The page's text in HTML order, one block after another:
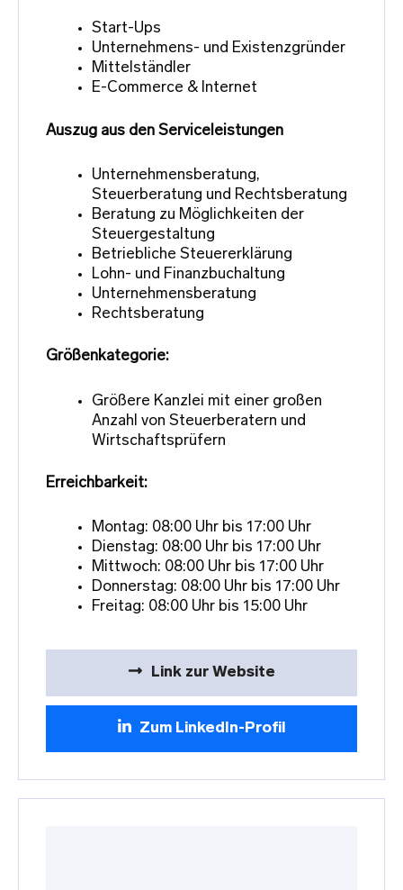
Start-Ups
Unternehmens- und Existenzgründer
Mittelständler
E-Commerce & Internet
Auszug aus den Serviceleistungen
Unternehmensberatung,
Steuerberatung und Rechtsberatung
Beratung zu Möglichkeiten der
Steuergestaltung
Betriebliche Steuererklärung
Lohn- und Finanzbuchaltung
Unternehmensberatung
Rechtsberatung
Größenkategorie:
Größere Kanzlei mit einer großen
Anzahl von Steuerberatern und
Wirtschaftsprüfern
Erreichbarkeit:
Montag: 08:00 Uhr bis 17:00 Uhr
Dienstag: 08:00 Uhr bis 17:00 Uhr
Mittwoch: 08:00 Uhr bis 17:00 Uhr
Donnerstag: 08:00 Uhr bis 17:00 Uhr
Freitag: 08:00 Uhr bis 15:00 Uhr
Link zur Website
Zum LinkedIn-Profil